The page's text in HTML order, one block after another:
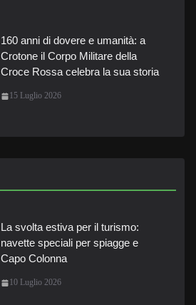
160 anni di dovere e umanità: a
Crotone il Corpo Militare della
Croce Rossa celebra la sua storia
15 Luglio 2026
La svolta estiva per il turismo:
navette speciali per spiagge e
Capo Colonna
10 Luglio 2026